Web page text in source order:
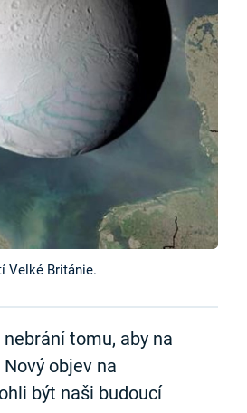
Velké Británie.
tomu, aby na
objev na
být naši budoucí